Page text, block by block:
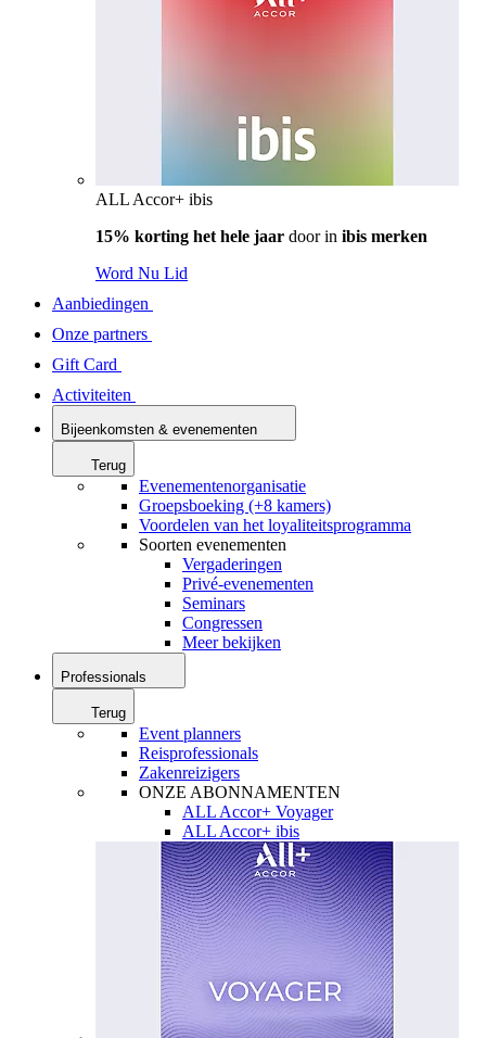
ALL Accor+ ibis
15% korting het hele jaar door in ibis merken
Word Nu Lid
Aanbiedingen
Onze partners
Gift Card
Activiteiten
Bijeenkomsten & evenementen
Terug
Evenementenorganisatie
Groepsboeking (+8 kamers)
Voordelen van het loyaliteitsprogramma
Soorten evenementen
Vergaderingen
Privé-evenementen
Seminars
Congressen
Meer bekijken
Professionals
Terug
Event planners
Reisprofessionals
Zakenreizigers
ONZE ABONNAMENTEN
ALL Accor+ Voyager
ALL Accor+ ibis